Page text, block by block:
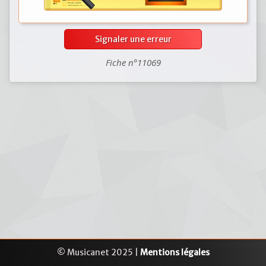
Signaler une erreur
Fiche n°11069
© Musicanet 2025 | Mentions légales